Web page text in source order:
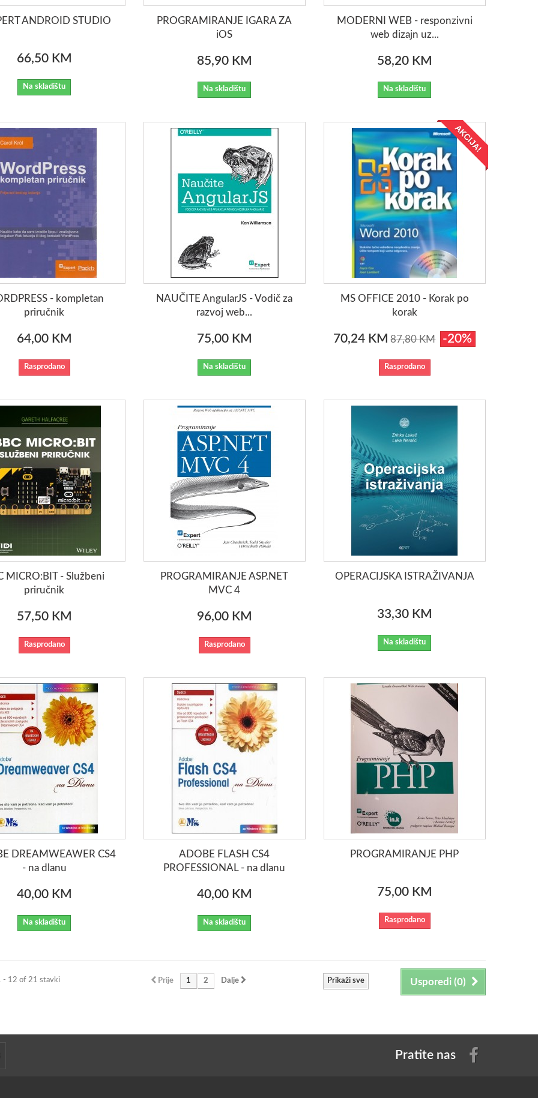
ANDROID STUDIO
66,50 KM
Na skladištu
PROGRAMIRANJE IGARA ZA
iOS
85,90 KM
Na skladištu
MODERNI WEB - responzivni
web dizajn uz...
58,20 KM
Na skladištu
- kompletan
priručnik
64,00 KM
Rasprodano
NAUČITE AngularJS - Vodič za
razvoj web...
75,00 KM
Na skladištu
AKCIJA!
MS OFFICE 2010 - Korak po
korak
70,24 KM 87,80 KM -20%
Rasprodano
MICRO:BIT - Službeni
priručnik
57,50 KM
Rasprodano
PROGRAMIRANJE ASP.NET
MVC 4
96,00 KM
Rasprodano
OPERACIJSKA ISTRAŽIVANJA
33,30 KM
Na skladištu
DREAMWEAWER CS4
- na dlanu
40,00 KM
Na skladištu
ADOBE FLASH CS4
PROFESSIONAL - na dlanu
40,00 KM
Na skladištu
PROGRAMIRANJE PHP
75,00 KM
Rasprodano
Usporedi (0)
Prikaži sve
Prije 1 2 Dalje
- 12 of 21 stavki
Pratite nas